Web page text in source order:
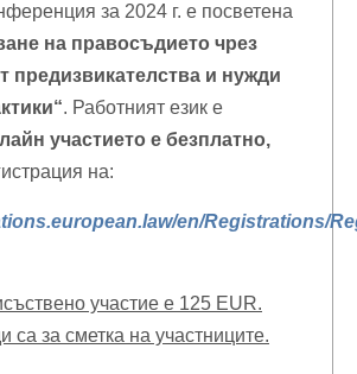
за 2024 г. е посветена
на правосъдието чрез
предизвикателства и нужди
. Работният език е
участието е безплатно,
на:
en/Registrations/
участие е 125 EUR.
са за сметка на участниците.